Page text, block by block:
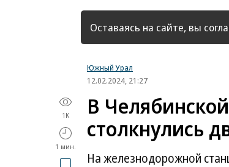
страница
Оставаясь на сайте, вы
Южный Урал
12.02.2024, 21:27
1K
1 мин.
В
столкнулись
На железнодорожной